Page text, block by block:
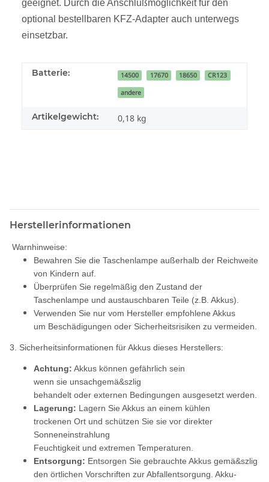
geeignet. Durch die Anschlußmöglichkeit für den
optional bestellbaren KFZ-Adapter auch unterwegs
einsetzbar.
Batterie: 14500 17670 18650 CR123
andere
Artikelgewicht: 0,18 kg
Herstellerinformationen
Warnhinweise:
Bewahren Sie die Taschenlampe außerhalb der Reichweite
von Kindern auf.
Überprüfen Sie regelmäßig den Zustand der
Taschenlampe und austauschbaren Teile (z.B. Akkus).
Verwenden Sie nur vom Hersteller empfohlene Akkus
um Beschädigungen oder Sicherheitsrisiken zu vermeiden.
3. Sicherheitsinformationen für Akkus dieses Herstellers:
Achtung: Akkus können gefährlich sein
wenn sie unsachgemä&szlig
behandelt oder externen Bedingungen ausgesetzt werden.
Lagerung: Lagern Sie Akkus an einem kühlen
trockenen Ort und schützen Sie sie vor direkter
Sonneneinstrahlung
Feuchtigkeit und extremen Temperaturen.
Entsorgung: Entsorgen Sie gebrauchte Akkus gemä&szlig
den örtlichen Vorschriften zur Abfallentsorgung. Akku-